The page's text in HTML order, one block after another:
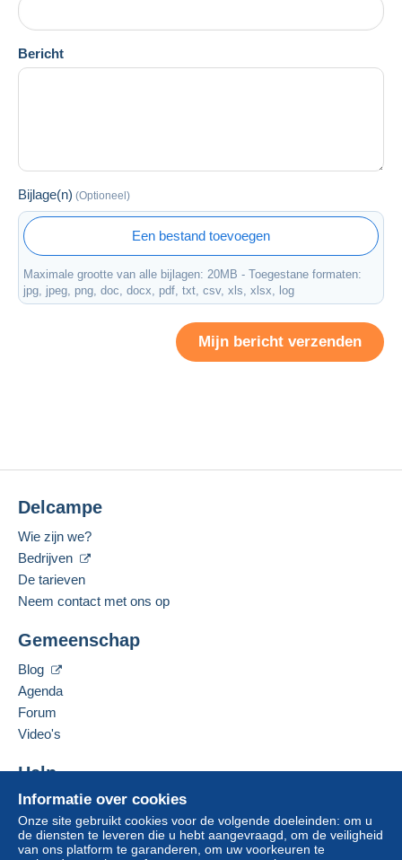
Bericht
Bijlage(n) (Optioneel)
Een bestand toevoegen
Maximale grootte van alle bijlagen: 20MB - Toegestane formaten:
jpg, jpeg, png, doc, docx, pdf, txt, csv, xls, xlsx, log
Mijn bericht verzenden
Informatie over cookies
Onze site gebruikt cookies voor de volgende doeleinden: om u
de diensten te leveren die u hebt aangevraagd, om de veiligheid
van ons platform te garanderen, om uw voorkeuren te
Delcampe
Wie zijn we?
Bedrijven
De tarieven
Neem contact met ons op
Gemeenschap
Blog
Agenda
Forum
Video's
Help
Hulpcentrum
Kopen op Delcampe
Verkopen op Delcampe